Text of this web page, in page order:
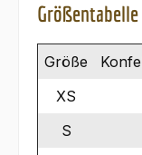
Größe
XS
S